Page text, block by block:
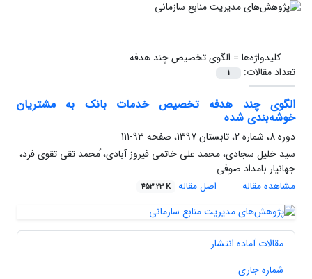
کلیدواژه‌ها = الگوی تخصیص چند هدفه
تعداد مقالات:
1
الگوی چند‌ هدفه تخصیص خدمات بانک به مشتریان
خوشه‌بندی شده
دوره 8، شماره 2، تابستان 1397، صفحه
93-111
سید خلیل سجادی، محمد علی خاتمی فیروز آبادی، ُمحمد تقی تقوی فرد،
جهانیار بامداد صوفی
مشاهده مقاله
اصل مقاله 453.23 K
مقالات آماده انتشار
شماره جاری